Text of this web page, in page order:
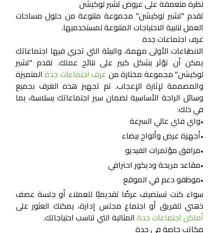
نظرة متعمقة على عروض تشير لوكيشن
تقدم "تشير لوكيشن" مجموعة متنوعة من حلول مساحات
العمل لتلبية الاحتياجات المتنوعة لمستخدميها.
غرف اجتماعات جدة
الانطباعات الأولى مهمة، والبيئة التي تجري فيها اجتماعاتك
يمكن أن تؤثر بشكل كبير على نتائج عملك. تقدم "تشير
لوكيشن" مجموعة مختارة من غرف اجتماعات جدةالمتميزة
والمصممة لإثارة الإعجاب. تم تجهيز هذه الغرف بجميع
وسائل الراحة الأساسية لضمان سير اجتماعاتك بسلاسة، بما
في ذلك:
•واي فاي عالي السرعة
•أجهزة عرض وألواح بيضاء
•مرافق مؤتمرات الفيديو
•مقاعد مريحة وديكور احترافي
•موظفو دعم في الموقع
سواء كنت تستضيف عرضًا تقديميًا للعملاء أو جلسة عصف
ذهني للفريق أو اجتماع مجلس إدارة، يمكنك العثور على
أماكن اجتماعات جدة المثالية التي تناسب احتياجاتك.
مكاتب خاصة في جدة